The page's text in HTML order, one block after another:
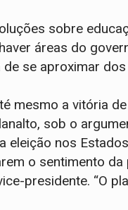
sobre
áreas do
se aproximar
mesmo a vitória
sob o
eleição nos
o sentimento
presidente. “O